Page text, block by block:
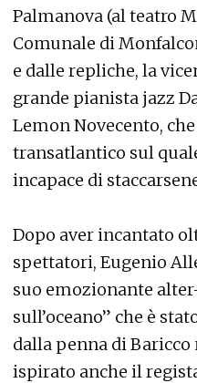
Palmanova (al teatro
Comunale di
e dalle repliche, la
grande pianista jazz
Lemon Novecento,
transatlantico sul
incapace di
Dopo aver incantato
spettatori, Eugenio
suo emozionante
sull’oceano” che è
dalla penna di Baricco
ispirato anche il